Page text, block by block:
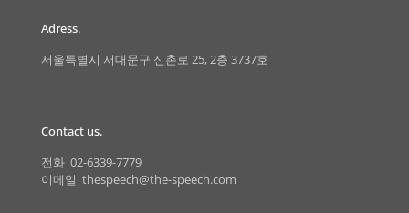
Adress.
서울특별시 서대문구 신촌로 25, 2층 3737호
Contact us.
전화 02-6339-7779
이메일 thespeech@the-speech.com